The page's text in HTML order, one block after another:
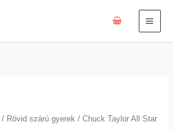
/ Rövid szárú gyerek / Chuck Taylor All Star
price